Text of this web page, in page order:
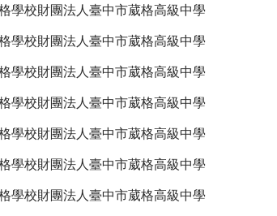
學校財團法人臺中市葳格高級中學
學校財團法人臺中市葳格高級中學
學校財團法人臺中市葳格高級中學
學校財團法人臺中市葳格高級中學
學校財團法人臺中市葳格高級中學
學校財團法人臺中市葳格高級中學
學校財團法人臺中市葳格高級中學